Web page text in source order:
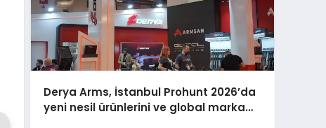
Derya Arms, İstanbul Prohunt 2026’da
yeni nesil ürünlerini ve global marka